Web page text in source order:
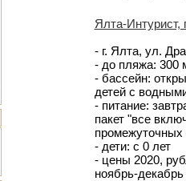
Ялта-Интурист,
- г. Ялта, ул.
- до пляжа: 300
- бассейн:
детей с
- питание:
пакет "все
промежуточных
- дети: с 0 лет
- цены 2020,
ноябрь-декабрь